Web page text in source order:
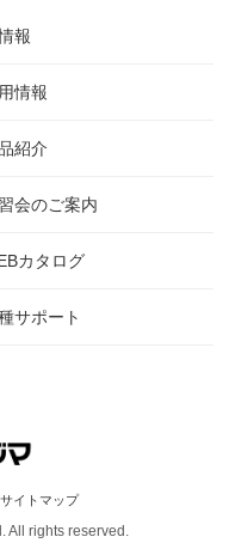
報
情報
紹介
会のご案内
カタログ
サポート
サイトマップ
All rights reserved.